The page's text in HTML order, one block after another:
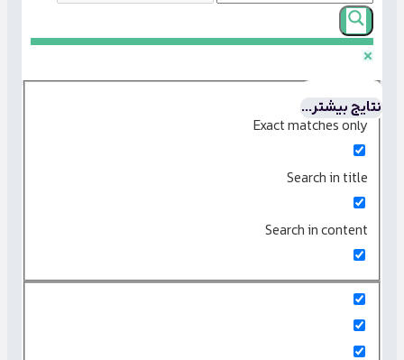
نتایج بیشتر...
Exact matches only
Search in title
Search in content